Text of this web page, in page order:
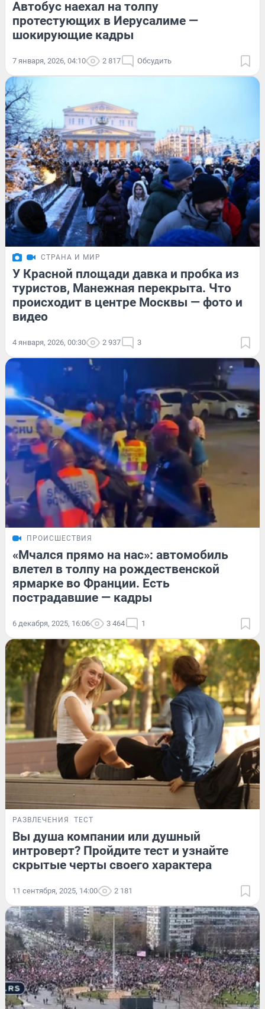
Автобус наехал на толпу
протестующих в Иерусалиме —
шокирующие кадры
7 января, 2026, 04:10 2 817 Обсудить
СТРАНА И МИР
У Красной площади давка и пробка из
туристов, Манежная перекрыта. Что
происходит в центре Москвы — фото и
видео
4 января, 2026, 00:30 2 937 3
ПРОИСШЕСТВИЯ
«Мчался прямо на нас»: автомобиль
влетел в толпу на рождественской
ярмарке во Франции. Есть
пострадавшие — кадры
6 декабря, 2025, 16:06 3 464 1
РАЗВЛЕЧЕНИЯ ТЕСТ
Вы душа компании или душный
интроверт? Пройдите тест и узнайте
скрытые черты своего характера
11 сентября, 2025, 14:00 2 181